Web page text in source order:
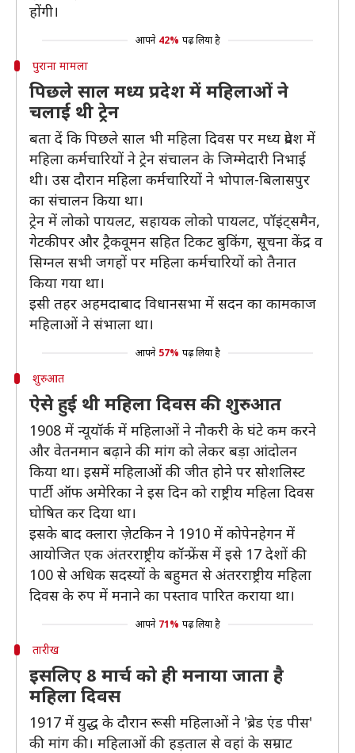
होंगी।
आपने 42% पढ़ लिया है
पुराना मामला
पिछले साल मध्य प्रदेश में महिलाओं ने
चलाई थी ट्रेन
बता दें कि पिछले साल भी महिला दिवस पर मध्य प्रदेश में
महिला कर्मचारियों ने ट्रेन संचालन के जिम्मेदारी निभाई
थी। उस दौरान महिला कर्मचारियों ने भोपाल-बिलासपुर
का संचालन किया था।
ट्रेन में लोको पायलट, सहायक लोको पायलट, पॉइंट्समैन,
गेटकीपर और ट्रैकवूमन सहित टिकट बुकिंग, सूचना केंद्र व
सिग्नल सभी जगहों पर महिला कर्मचारियों को तैनात
किया गया था।
इसी तहर अहमदाबाद विधानसभा में सदन का कामकाज
महिलाओं ने संभाला था।
आपने 57% पढ़ लिया है
शुरुआत
ऐसे हुई थी महिला दिवस की शुरुआत
1908 में न्यूयॉर्क में महिलाओं ने नौकरी के घंटे कम करने
और वेतनमान बढ़ाने की मांग को लेकर बड़ा आंदोलन
किया था। इसमें महिलाओं की जीत होने पर सोशलिस्ट
पार्टी ऑफ अमेरिका ने इस दिन को राष्ट्रीय महिला दिवस
घोषित कर दिया था।
इसके बाद क्लारा ज़ेटकिन ने 1910 में कोपेनहेगन में
आयोजित एक अंतरराष्ट्रीय कॉन्फ्रेंस में इसे 17 देशों की
100 से अधिक सदस्यों के बहुमत से अंतरराष्ट्रीय महिला
दिवस के रुप में मनाने का पस्ताव पारित कराया था।
आपने 71% पढ़ लिया है
तारीख
इसलिए 8 मार्च को ही मनाया जाता है
महिला दिवस
1917 में युद्ध के दौरान रूसी महिलाओं ने 'ब्रेड एंड पीस'
की मांग की। महिलाओं की हड़ताल से वहां के सम्राट